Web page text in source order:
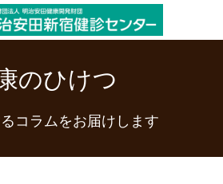
へ
のひけつ
コラムをお届けします